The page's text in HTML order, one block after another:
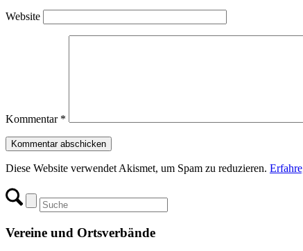
Website
Kommentar *
Diese Website verwendet Akismet, um Spam zu reduzieren.
Vereine und Ortsverbände